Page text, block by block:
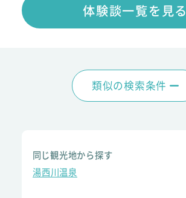
体験談一覧を見る
類似の検索条件
同じ観光地から探す
湯西川温泉